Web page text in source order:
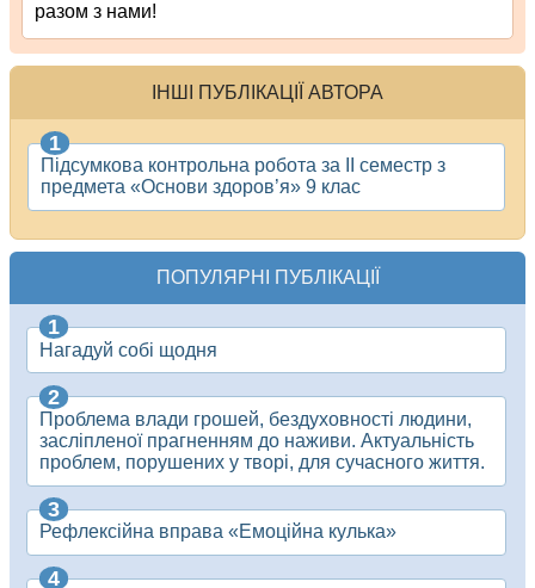
разом з нами!
ІНШІ ПУБЛІКАЦІЇ АВТОРА
Підсумкова контрольна робота за ІІ семестр з
предмета «Основи здоров’я» 9 клас
ПОПУЛЯРНІ ПУБЛІКАЦІЇ
Нагадуй собі щодня
Проблема влади грошей, бездуховності людини,
засліпленої прагненням до наживи. Актуальність
проблем, порушених у творі, для сучасного життя.
Рефлексійна вправа «Емоційна кулька»